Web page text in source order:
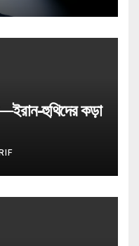
হুথিদের কড়া